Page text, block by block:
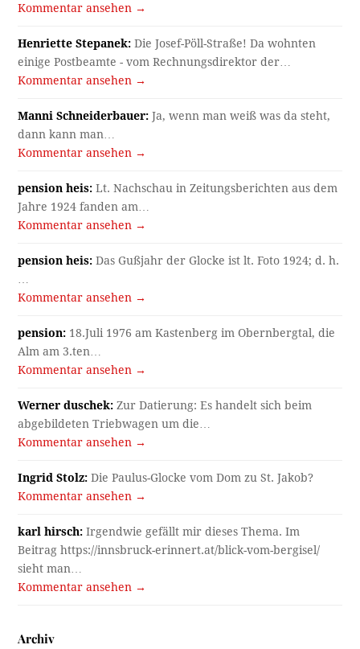
Kommentar ansehen →
Henriette Stepanek: Die Josef-Pöll-Straße! Da wohnten
einige Postbeamte - vom Rechnungsdirektor der…
Kommentar ansehen →
Manni Schneiderbauer: Ja, wenn man weiß was da steht,
dann kann man…
Kommentar ansehen →
pension heis: Lt. Nachschau in Zeitungsberichten aus dem
Jahre 1924 fanden am…
Kommentar ansehen →
pension heis: Das Gußjahr der Glocke ist lt. Foto 1924; d. h.
Kommentar ansehen →
pension: 18.Juli 1976 am Kastenberg im Obernbergtal, die
Alm am 3.ten…
Kommentar ansehen →
Werner duschek: Zur Datierung: Es handelt sich beim
abgebildeten Triebwagen um die…
Kommentar ansehen →
Ingrid Stolz: Die Paulus-Glocke vom Dom zu St. Jakob?
Kommentar ansehen →
karl hirsch: Irgendwie gefällt mir dieses Thema. Im
Beitrag https://innsbruck-erinnert.at/blick-vom-bergisel/
sieht man…
Kommentar ansehen →
Archiv